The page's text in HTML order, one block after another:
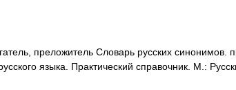
преложитель Словарь русских синонимов.
языка. Практический справочник. М.: